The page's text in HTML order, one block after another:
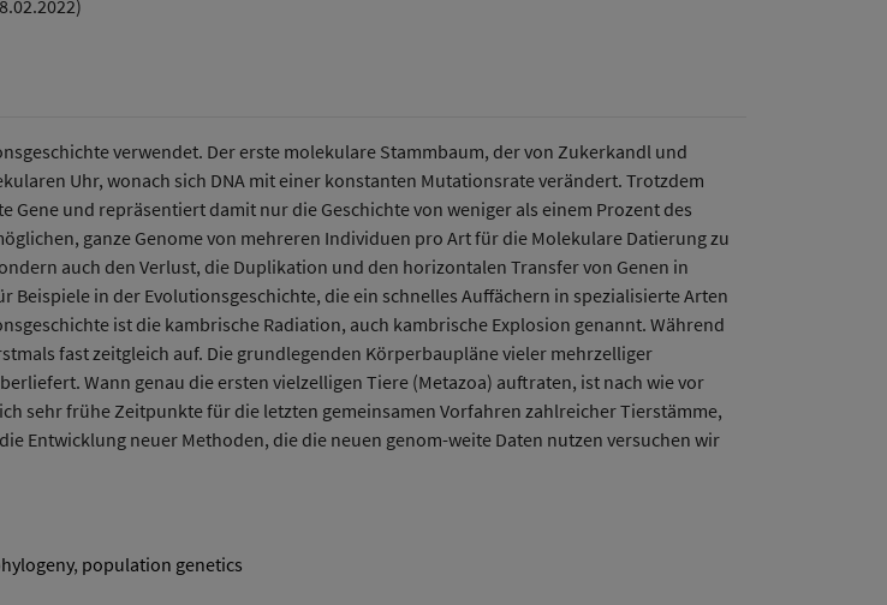
verwendet. Der erste molekulare Stammbaum, der von Zukerkandl und
Uhr, wonach sich DNA mit einer konstanten Mutationsrate verändert. Trotzdem
und repräsentiert damit nur die Geschichte von weniger als einem Prozent des
ganze Genome von mehreren Individuen pro Art für die Molekulare Datierung zu
auch den Verlust, die Duplikation und den horizontalen Transfer von Genen in
in der Evolutionsgeschichte, die ein schnelles Auffächern in spezialisierte Arten
ist die kambrische Radiation, auch kambrische Explosion genannt. Während
fast zeitgleich auf. Die grundlegenden Körperbaupläne vieler mehrzelliger
Wann genau die ersten vielzelligen Tiere (Metazoa) auftraten, ist nach wie vor
sehr frühe Zeitpunkte für die letzten gemeinsamen Vorfahren zahlreicher Tierstämme,
Entwicklung neuer Methoden, die die neuen genom-weite Daten nutzen versuchen wir
, population genetics